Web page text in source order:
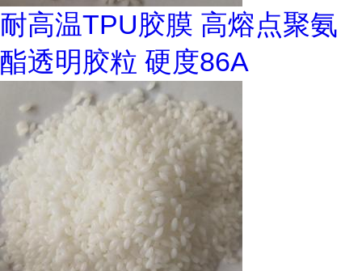
耐高温TPU胶膜 高熔点聚氨
酯透明胶粒 硬度86A